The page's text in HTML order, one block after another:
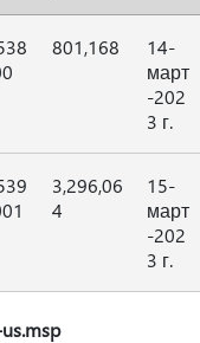
801,168
14-
март
-202
3 г.
3,296,06
4
15-
март
-202
3 г.